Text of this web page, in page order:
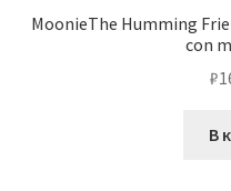
MoonieThe Humming
con
₽
В